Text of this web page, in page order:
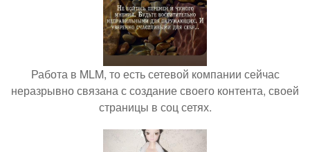
Работа в MLM, то есть сетевой компании сейчас
неразрывно связана с создание своего контента, своей
страницы в соц сетях.